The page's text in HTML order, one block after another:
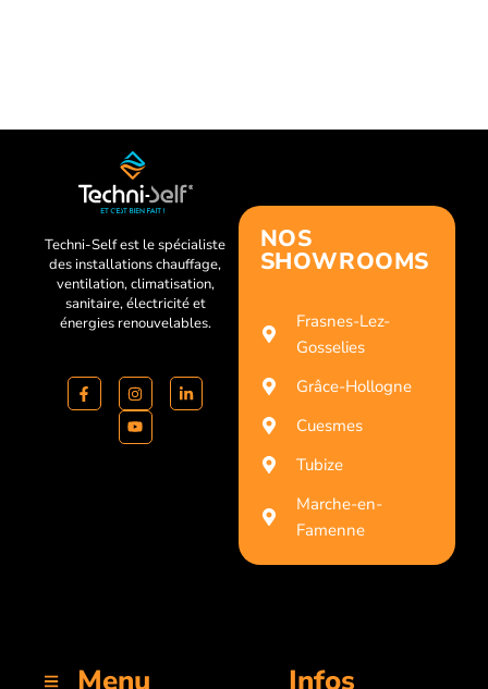
Techni-Self est le spécialiste
des installations chauffage,
ventilation, climatisation,
sanitaire, électricité et
énergies renouvelables.
NOS
SHOWROOMS
Frasnes-Lez-
Gosselies
Grâce-Hollogne
Cuesmes
Tubize
Marche-en-
Famenne
Menu
Infos